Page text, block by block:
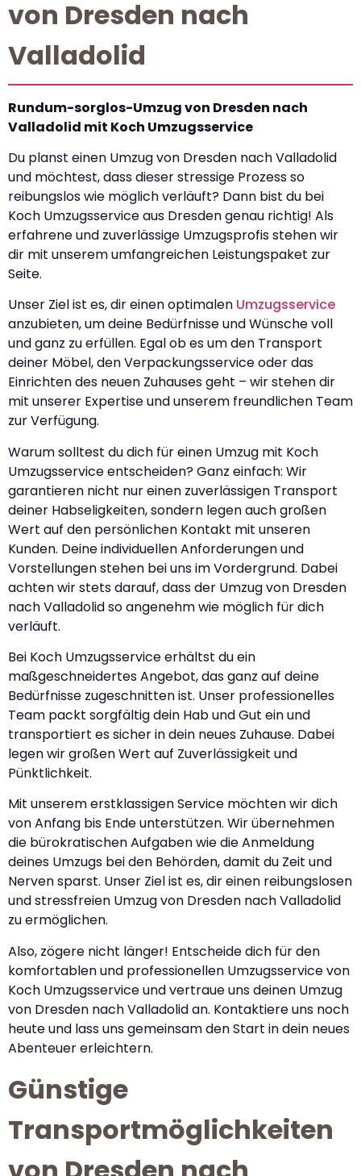
von Dresden nach
Valladolid
Rundum-sorglos-Umzug von Dresden nach
Valladolid mit Koch Umzugsservice
Du planst einen Umzug von Dresden nach Valladolid
und möchtest, dass dieser stressige Prozess so
reibungslos wie möglich verläuft? Dann bist du bei
Koch Umzugsservice aus Dresden genau richtig! Als
erfahrene und zuverlässige Umzugsprofis stehen wir
dir mit unserem umfangreichen Leistungspaket zur
Seite.
Unser Ziel ist es, dir einen optimalen Umzugsservice
anzubieten, um deine Bedürfnisse und Wünsche voll
und ganz zu erfüllen. Egal ob es um den Transport
deiner Möbel, den Verpackungsservice oder das
Einrichten des neuen Zuhauses geht – wir stehen dir
mit unserer Expertise und unserem freundlichen Team
zur Verfügung.
Warum solltest du dich für einen Umzug mit Koch
Umzugsservice entscheiden? Ganz einfach: Wir
garantieren nicht nur einen zuverlässigen Transport
deiner Habseligkeiten, sondern legen auch großen
Wert auf den persönlichen Kontakt mit unseren
Kunden. Deine individuellen Anforderungen und
Vorstellungen stehen bei uns im Vordergrund. Dabei
achten wir stets darauf, dass der Umzug von Dresden
nach Valladolid so angenehm wie möglich für dich
verläuft.
Bei Koch Umzugsservice erhältst du ein
maßgeschneidertes Angebot, das ganz auf deine
Bedürfnisse zugeschnitten ist. Unser professionelles
Team packt sorgfältig dein Hab und Gut ein und
transportiert es sicher in dein neues Zuhause. Dabei
legen wir großen Wert auf Zuverlässigkeit und
Pünktlichkeit.
Mit unserem erstklassigen Service möchten wir dich
von Anfang bis Ende unterstützen. Wir übernehmen
die bürokratischen Aufgaben wie die Anmeldung
deines Umzugs bei den Behörden, damit du Zeit und
Nerven sparst. Unser Ziel ist es, dir einen reibungslosen
und stressfreien Umzug von Dresden nach Valladolid
zu ermöglichen.
Also, zögere nicht länger! Entscheide dich für den
komfortablen und professionellen Umzugsservice von
Koch Umzugsservice und vertraue uns deinen Umzug
von Dresden nach Valladolid an. Kontaktiere uns noch
heute und lass uns gemeinsam den Start in dein neues
Abenteuer erleichtern.
Günstige
Transportmöglichkeiten